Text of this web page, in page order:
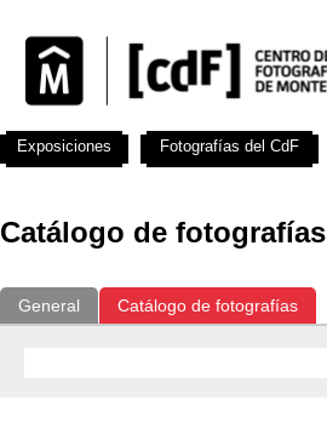
Catálogo de fotografías
General Catálogo de fotografías
Exposiciones Fotografías del CdF